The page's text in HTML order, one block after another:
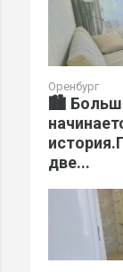
Оренбург
🏙️
две...